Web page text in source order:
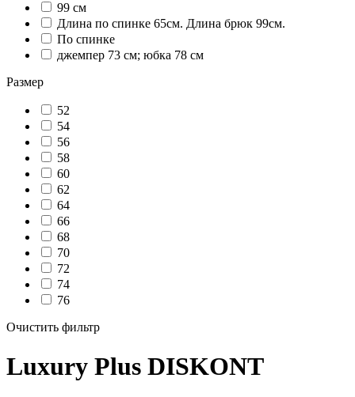
99 см
Длина по спинке 65см. Длина брюк 99см.
По спинке
джемпер 73 см; юбка 78 см
Размер
52
54
56
58
60
62
64
66
68
70
72
74
76
Очистить фильтр
Luxury Plus DISKONT